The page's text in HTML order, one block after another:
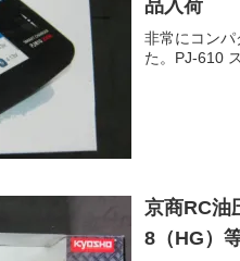
品入荷
非常にコン
た。PJ-610
京商RC油
8（HG）